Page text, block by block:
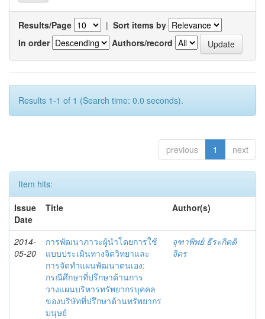
Results/Page | Sort items by
In order
Authors/record
Results 1-1 of 1 (Search time: 0.0 seconds).
previous 1 next
Item hits:
Issue
Date
Title Author(s)
2014-
05-20
การพัฒนาภาวะผู้นำโดยการใช้
แบบประเมินทางจิตวิทยาและ
การจัดทำแผนพัฒนาตนเอง:
กรณีศึกษาที่ปรึกษาด้านการ
วางแผนบริหารทรัพยากรบุคคล
ของบริษัทที่ปรึกษาด้านทรัพยากร
มนุษย์
จุฑาพิพย์ ธีระกิตติ
จิตร